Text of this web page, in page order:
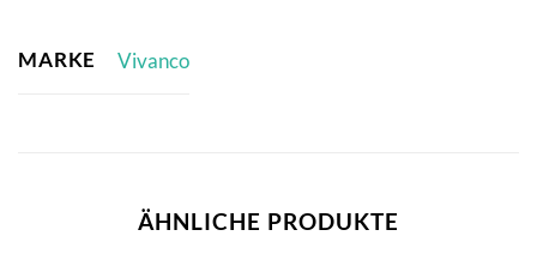
MARKE Vivanco
ÄHNLICHE PRODUKTE